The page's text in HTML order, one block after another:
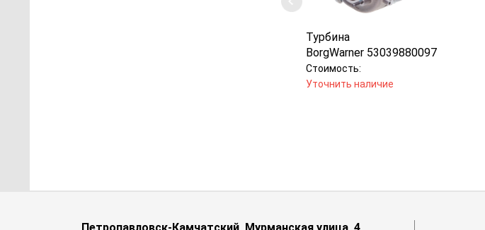
Турбина
BorgWarner 53039880097
Стоимость:
Уточнить наличие